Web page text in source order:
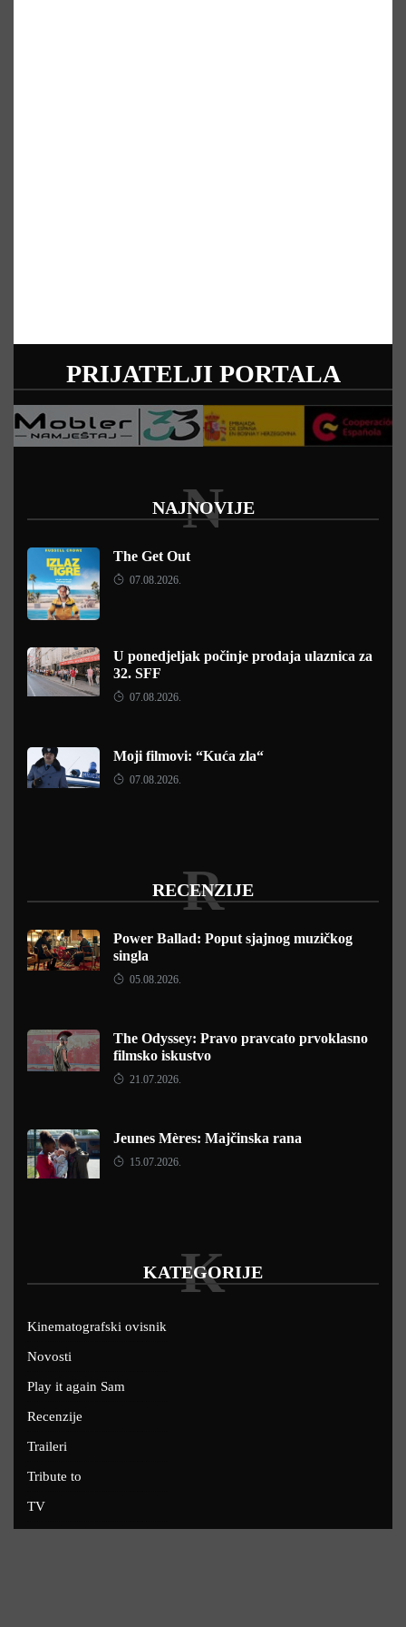
PRIJATELJI PORTALA
NAJNOVIJE
N
The Get Out
07.08.2026.
U ponedjeljak počinje prodaja ulaznica za
32. SFF
07.08.2026.
Moji filmovi: “Kuća zla“
07.08.2026.
RECENZIJE
R
Power Ballad: Poput sjajnog muzičkog
singla
05.08.2026.
The Odyssey: Pravo pravcato prvoklasno
filmsko iskustvo
21.07.2026.
Jeunes Mères: Majčinska rana
15.07.2026.
KATEGORIJE
K
Kinematografski ovisnik
Novosti
Play it again Sam
Recenzije
Traileri
Tribute to
TV